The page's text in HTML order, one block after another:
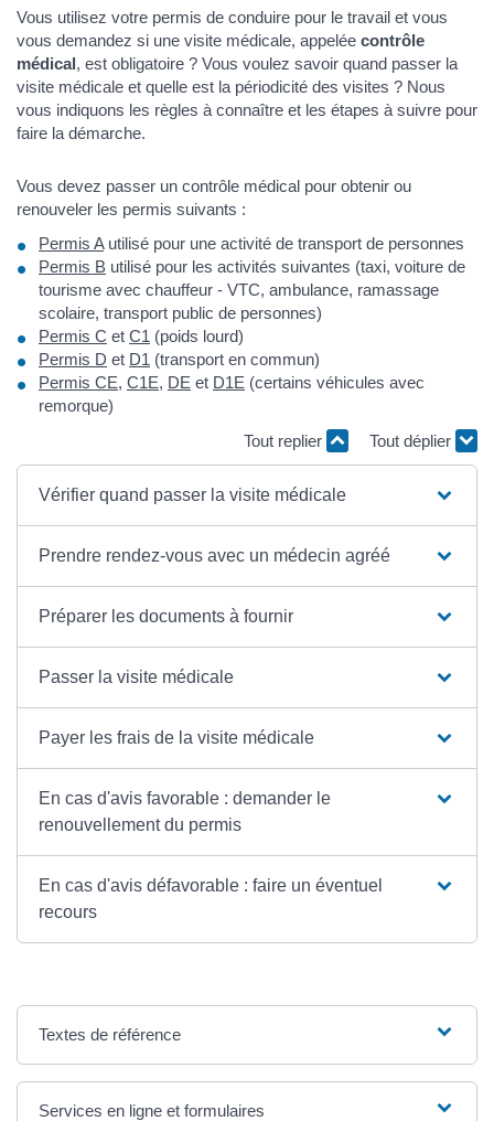
Vous utilisez votre permis de conduire pour le travail et vous
vous demandez si une visite médicale, appelée contrôle
médical, est obligatoire ? Vous voulez savoir quand passer la
visite médicale et quelle est la périodicité des visites ? Nous
vous indiquons les règles à connaître et les étapes à suivre pour
faire la démarche.
Vous devez passer un contrôle médical pour obtenir ou
renouveler les permis suivants :
Permis Autilisé pour une activité de transport de personnes
Permis B utilisé pour les activités suivantes (taxi, voiture de
tourisme avec chauffeur - VTC, ambulance, ramassage
scolaire, transport public de personnes)
Permis C et C1 (poids lourd)
Permis D et D1 (transport en commun)
Permis CE, C1E, DE et D1E (certains véhicules avec
remorque)
Tout replier
Tout déplier
Vérifier quand passer la visite médicale
Prendre rendez-vous avec un médecin agréé
Préparer les documents à fournir
Passer la visite médicale
Payer les frais de la visite médicale
En cas d'avis favorable : demander le
renouvellement du permis
En cas d'avis défavorable : faire un éventuel
recours
Textes de référence
Services en ligne et formulaires